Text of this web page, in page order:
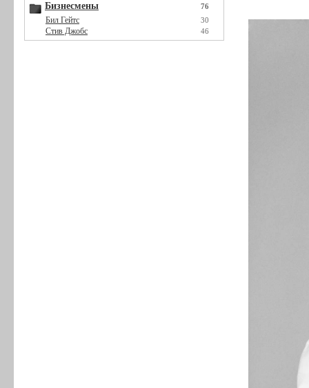
Бизнесмены 76
Бил Гейтс 30
Стив Джобс 46